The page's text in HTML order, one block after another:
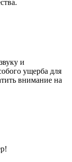
и
ущерба для
внимание на